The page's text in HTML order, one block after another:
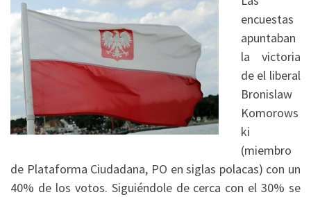
encuestas
apuntaban
la victoria
de el liberal
Bronislaw
Komorows
ki
(miembro
de Plataforma Ciudadana, PO en siglas polacas) con un
40% de los votos. Siguiéndole de cerca con el 30% se